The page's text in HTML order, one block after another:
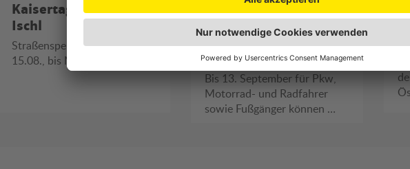
Kaisertage in Bad
Ischl
Straßensperren vom Samstag,
15.08., bis Montag, 17.08.
Kraftwerksbrücke
Wallsee-
Mitterkirchen
gesperrt
Bis 13. September für Pkw,
Motorrad- und Radfahrer
sowie Fußgänger können …